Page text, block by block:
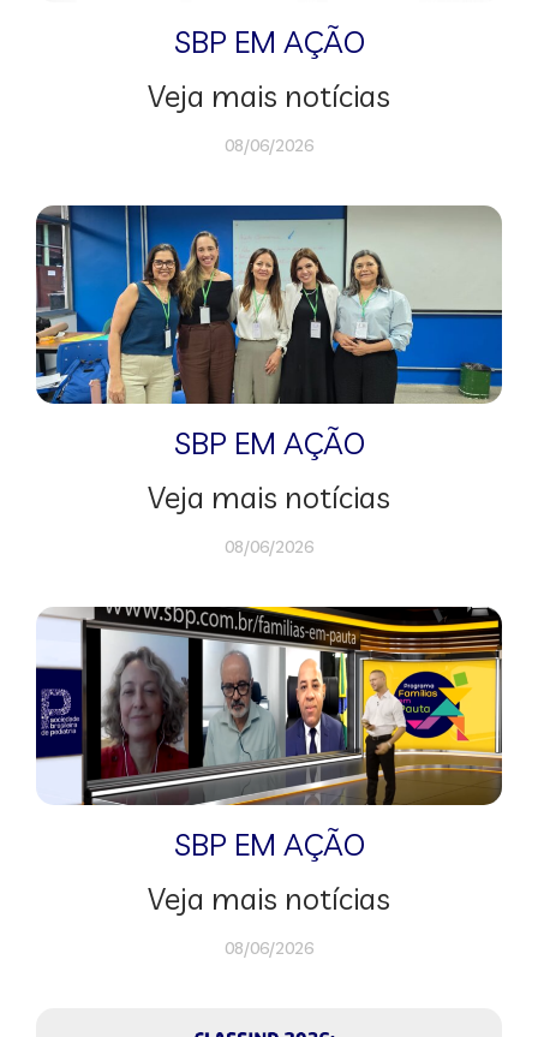
SBP EM AÇÃO
Veja mais notícias
08/06/2026
SBP EM AÇÃO
Veja mais notícias
08/06/2026
SBP EM AÇÃO
Veja mais notícias
08/06/2026